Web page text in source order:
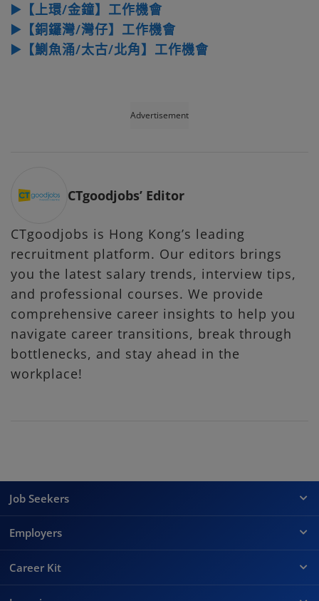
▶️【上環/金鐘】工作機會
▶️【銅鑼灣/灣仔】工作機會
▶️【鰂魚涌/太古/北角】工作機會
Advertisement
CTgoodjobs’ Editor
CTgoodjobs is Hong Kong’s leading
recruitment platform. Our editors brings
you the latest salary trends, interview tips,
and professional courses. We provide
comprehensive career insights to help you
navigate career transitions, break through
bottlenecks, and stay ahead in the
workplace!
Job Seekers
Employers
Career Kit